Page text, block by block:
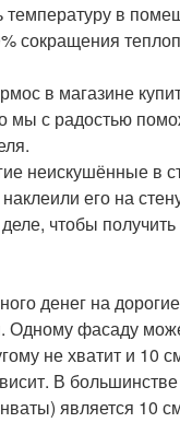
в
сокращения
в магазине
мы с радостью
неискушённые в
его на
чтобы
денег на
фасаду
не хватит и 10
В
является 10